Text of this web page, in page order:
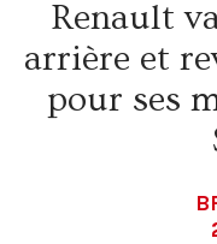
Renault
arrière et
pour ses